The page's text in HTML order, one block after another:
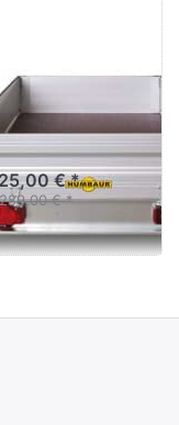
KV
gebremst
breit,
€ *
€ *